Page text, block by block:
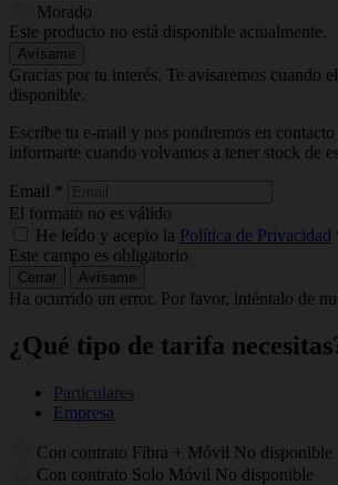
Morado
Este producto no está disponible actualmente.
Avísame
Gracias por tu interés. Te avisaremos cuando
disponible.
Escribe tu e-mail y nos pondremos en
informarte cuando volvamos a tener stock de
Email *
El formato no es válido
He leído y acepto la Política de Privacidad
Este campo es obligatorio
Cerrar Avísame
Ha ocurrido un error. Por favor, inténtalo de
¿Qué tipo de tarifa
Particulares
Empresa
Con contrato Fibra + Móvil No disponible
Con contrato Solo Móvil No disponible